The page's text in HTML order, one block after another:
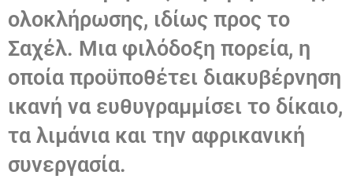
ολοκλήρωσης, ιδίως προς το
Σαχέλ. Μια φιλόδοξη πορεία, η
οποία προϋποθέτει διακυβέρνηση
ικανή να ευθυγραμμίσει το δίκαιο,
τα λιμάνια και την αφρικανική
συνεργασία.